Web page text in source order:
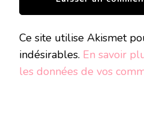
Ce site utilise Akismet
indésirables. En savoir
les données de vos